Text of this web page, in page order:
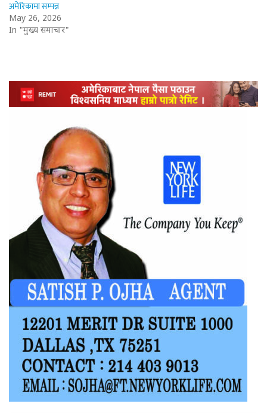
अमेरिकामा सम्पन्न
May 26, 2026
In "मुख्य समाचार"